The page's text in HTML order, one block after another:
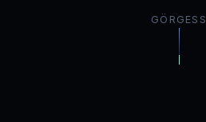
GÖRGESS